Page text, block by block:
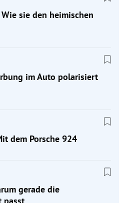
sie den heimischen
im Auto polarisiert
dem Porsche 924
gerade die
passt